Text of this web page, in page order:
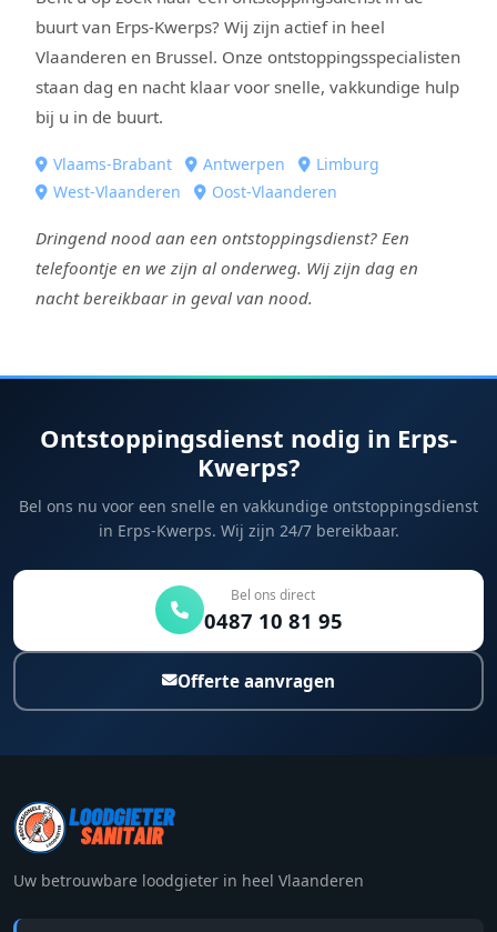
buurt van Erps-Kwerps? Wij zijn actief in heel
Vlaanderen en Brussel. Onze ontstoppingsspecialisten
staan dag en nacht klaar voor snelle, vakkundige hulp
bij u in de buurt.
Vlaams-Brabant Antwerpen
Limburg
West-Vlaanderen
Oost-Vlaanderen
Dringend nood aan een ontstoppingsdienst? Een
telefoontje en we zijn al onderweg. Wij zijn dag en
nacht bereikbaar in geval van nood.
Ontstoppingsdienst nodig in Erps-
Kwerps?
Bel ons nu voor een snelle en vakkundige ontstoppingsdienst
in Erps-Kwerps. Wij zijn 24/7 bereikbaar.
Bel ons direct
0487 10 81 95
Offerte aanvragen
Uw betrouwbare loodgieter in heel Vlaanderen